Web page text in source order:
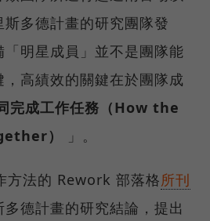
斯多德計畫的研究團隊發
明星成員」並不是團隊能
高績效的關鍵在於團隊成
完成工作任務（How the
）
」。
法的 Rework 部落格所刊
多德計畫的研究結論，提出